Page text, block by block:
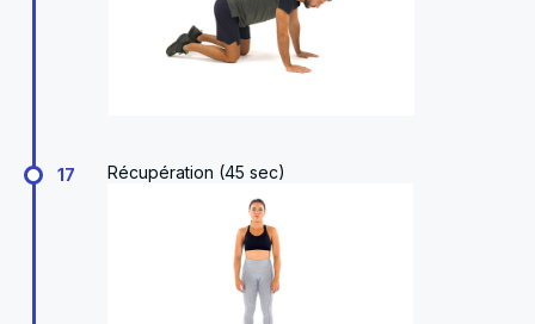
17 Récupération (45 sec)